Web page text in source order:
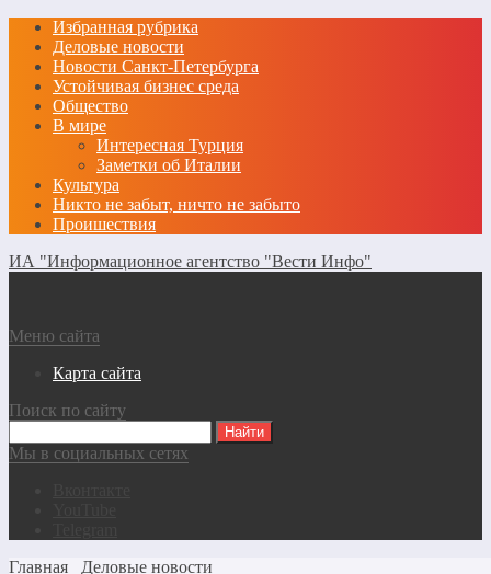
Избранная рубрика
Деловые новости
Новости Санкт-Петербурга
Устойчивая бизнес среда
Общество
В мире
Интересная Турция
Заметки об Италии
Культура
Никто не забыт, ничто не забыто
Проишествия
ИА "Информационное агентство "Вести Инфо"
Меню сайта
Карта сайта
Поиск по сайту
Мы в социальных сетях
Главная
Деловые новости